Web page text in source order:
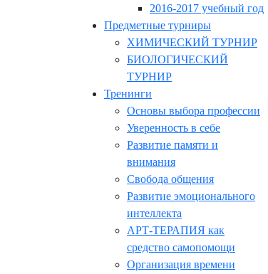
2016-2017 учебный год
Предметные турниры
ХИМИЧЕСКИЙ ТУРНИР
БИОЛОГИЧЕСКИЙ
ТУРНИР
Тренинги
Основы выбора профессии
Уверенность в себе
Развитие памяти и
внимания
Свобода общения
Развитие эмоционального
интеллекта
АРТ-ТЕРАПИЯ как
средство самопомощи
Организация времени